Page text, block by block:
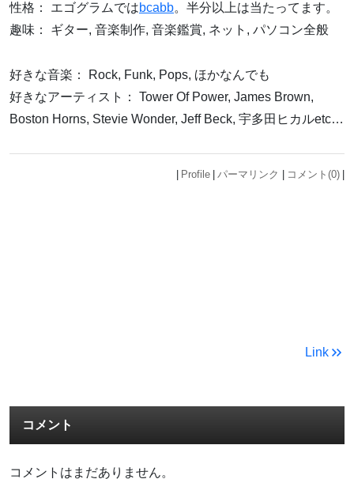
性格： エゴグラムではbcabb。半分以上は当たってます。
趣味： ギター, 音楽制作, 音楽鑑賞, ネット, パソコン全般
好きな音楽： Rock, Funk, Pops, ほかなんでも
好きなアーティスト： Tower Of Power, James Brown,
Boston Horns, Stevie Wonder, Jeff Beck, 宇多田ヒカルetc…
Profile パーマリンク コメント(0)
Link
コメント
コメントはまだありません。